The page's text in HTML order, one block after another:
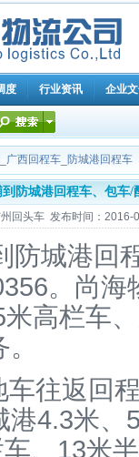
度 行业资讯 企业
广西回程车 防城港回程车
防城港回程车、包车/
回头车 发布时间：2016-
防城港回
。尚海
米高栏车
车往返回
港4.3米、
、 13米